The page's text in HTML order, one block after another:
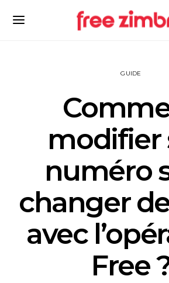
GUIDE
modifier
numéro
changer
avec
Free